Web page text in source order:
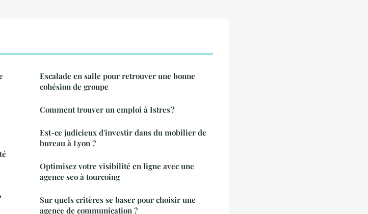
Escalade en salle pour retrouver une bonne
cohésion de groupe
Comment trouver un emploi à Istres ?
Est-ce judicieux d'investir dans du mobilier de
bureau à Lyon ?
Optimisez votre visibilité en ligne avec une
agence seo à tourcoing
Sur quels critères se baser pour choisir une
agence de communication ?